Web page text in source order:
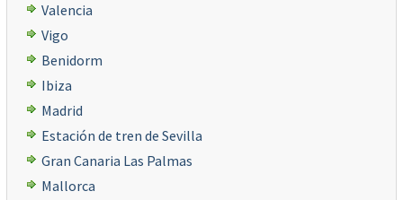
Valencia
Vigo
Benidorm
Ibiza
Madrid
Estación de tren de Sevilla
Gran Canaria Las Palmas
Mallorca